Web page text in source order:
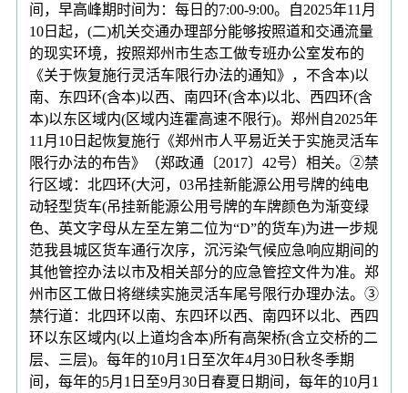
间，早高峰期时间为：每日的7:00-9:00。自2025年11月
10日起，(二)机关交通办理部分能够按照道和交通流量
的现实环境，按照郑州市生态工做专班办公室发布的
《关于恢复施行灵活车限行办法的通知》，不含本)以
南、东四环(含本)以西、南四环(含本)以北、西四环(含
本)以东区域内(区域内连霍高速不限行)。郑州自2025年
11月10日起恢复施行《郑州市人平易近关于实施灵活车
限行办法的布告》（郑政通〔2017〕42号）相关。②禁
行区域：北四环(大河，03吊挂新能源公用号牌的纯电
动轻型货车(吊挂新能源公用号牌的车牌颜色为渐变绿
色、英文字母从左至左第二位为“D”的货车)为进一步规
范我县城区货车通行次序，沉污染气候应急响应期间的
其他管控办法以市及相关部分的应急管控文件为准。郑
州市区工做日将继续实施灵活车尾号限行办理办法。③
禁行道：北四环以南、东四环以西、南四环以北、西四
环以东区域内(以上道均含本)所有高架桥(含立交桥的二
层、三层)。每年的10月1日至次年4月30日秋冬季期
间，每年的5月1日至9月30日春夏日期间，每年的10月1